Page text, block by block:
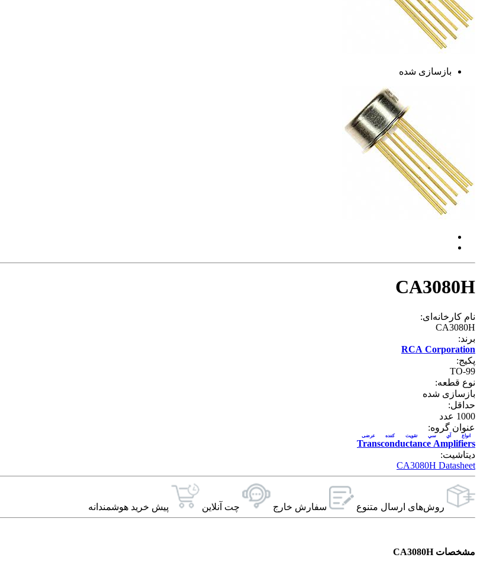
بازسازی شده
CA3080H
نام کارخانه‌ای:
CA3080H
برند:
RCA Corporation
پکیج:
TO-99
نوع قطعه:
بازسازی شده
حداقل:
1000 عدد
عنوان گروه:
Transconductance Amplifiers
انواع آي سي تقویت کننده عرضی
دیتاشیت:
CA3080H Datasheet
روش‌های ارسال‌ متنوع سفارش خارج چت آنلاین پیش خرید هوشمندانه
مشخصات CA3080H